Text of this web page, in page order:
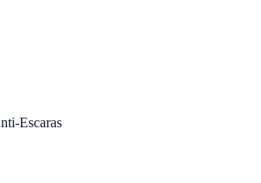
Escaras